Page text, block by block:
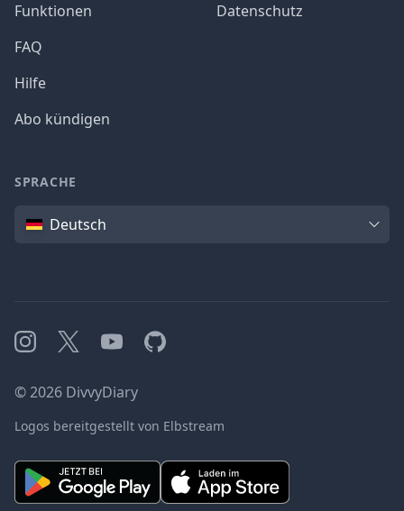
Funktionen
FAQ
Hilfe
Abo kündigen
Datenschutz
SPRACHE
SpracheDeutsch
Instagram
X YouTubeGitHub
©2026 DivvyDiary
Logos bereitgestellt von Elbstream